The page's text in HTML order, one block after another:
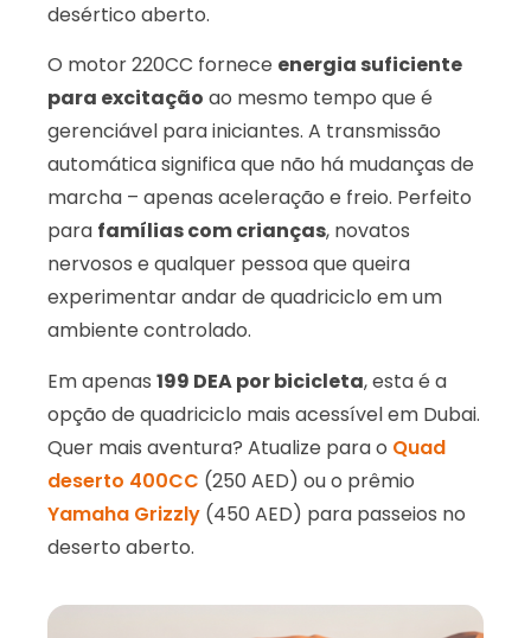
desértico aberto.
O motor 220CC fornece energia suficiente
para excitação ao mesmo tempo que é
gerenciável para iniciantes. A transmissão
automática significa que não há mudanças de
marcha – apenas aceleração e freio. Perfeito
para famílias com crianças, novatos
nervosos e qualquer pessoa que queira
experimentar andar de quadriciclo em um
ambiente controlado.
Em apenas 199 DEA por bicicleta, esta é a
opção de quadriciclo mais acessível em Dubai.
Quer mais aventura? Atualize para o Quad
deserto 400CC (250 AED) ou o prêmio
Yamaha Grizzly (450 AED) para passeios no
deserto aberto.